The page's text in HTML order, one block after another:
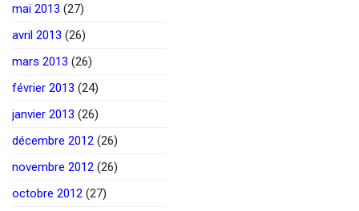
mai 2013 (27)
avril 2013 (26)
mars 2013 (26)
février 2013 (24)
janvier 2013 (26)
décembre 2012 (26)
novembre 2012 (26)
octobre 2012 (27)